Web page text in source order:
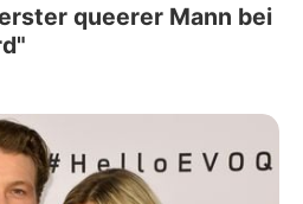
queerer Mann bei